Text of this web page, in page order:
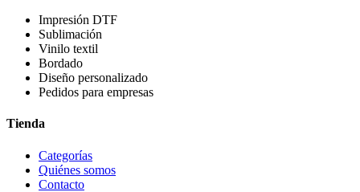
Impresión DTF
Sublimación
Vinilo textil
Bordado
Diseño personalizado
Pedidos para empresas
Tienda
Categorías
Quiénes somos
Contacto